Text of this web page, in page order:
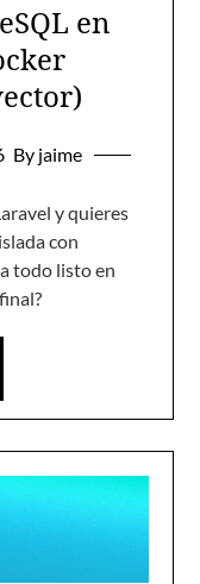
en
By jaime
y quieres
con
todo listo en